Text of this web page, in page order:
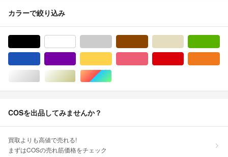
カラーで絞り込み
シルバー/銀色系ゴールド/金色系マルチカラー
COSを出品してみませんか？
買取よりも高値で売れる!
まずはCOSの売れ筋価格をチェック